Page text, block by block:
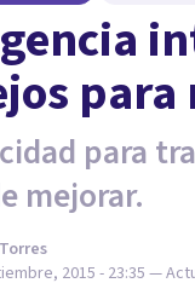
para
mejorar.
2015 - 23:35—